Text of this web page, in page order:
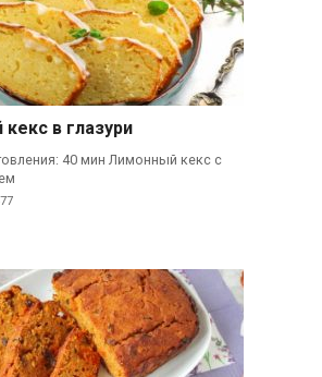
в глазури
40 мин Лимонный кекс с